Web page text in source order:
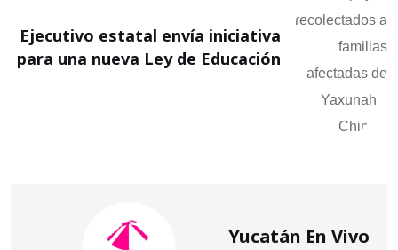
Ejecutivo estatal envía iniciativa
para una nueva Ley de Educación
Yucatán En Vivo